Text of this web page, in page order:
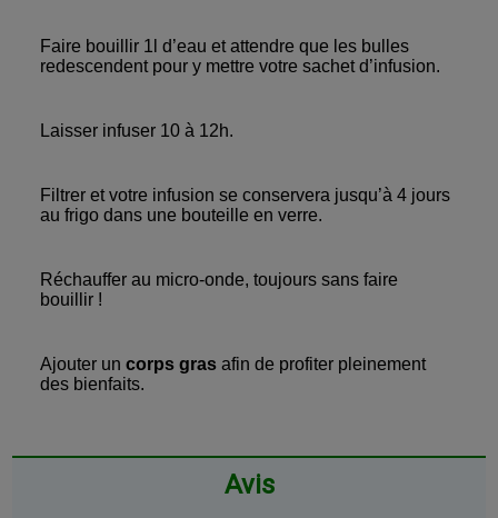
Faire bouillir 1l d’eau et attendre que les bulles
redescendent pour y mettre votre sachet d’infusion.
Laisser infuser 10 à 12h.
Filtrer et votre infusion se conservera jusqu’à 4 jours
au frigo dans une bouteille en verre.
Réchauffer au micro-onde, toujours sans faire
bouillir !
Ajouter uncorps gras afin de profiter pleinement
des bienfaits.
Avis